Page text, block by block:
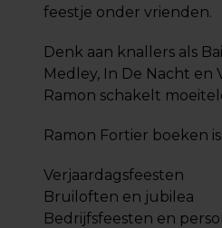
feestje onder vrienden.
Denk aan knallers als
Medley, In De Nacht en
Ramon schakelt
Ramon Fortier boeken
Verjaardagsfeesten
Bruiloften en jubilea
Bedrijfsfeesten en